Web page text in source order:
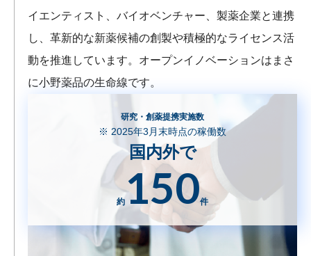
イエンティスト、バイオベンチャー、製薬企業と連携
し、革新的な新薬候補の創製や積極的なライセンス活
動を推進しています。オープンイノベーションはまさ
に小野薬品の生命線です。
オープンイノベーション
研究・創薬提携実施数
※ 2025年3月末時点の稼働数
国内外で
約150件